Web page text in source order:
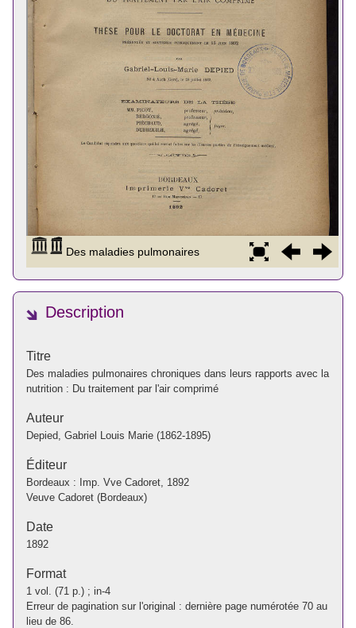
Description
Titre
Des maladies pulmonaires chroniques dans leurs rapports avec la
nutrition : Du traitement par l'air comprimé
Auteur
Depied, Gabriel Louis Marie (1862-1895)
Éditeur
Bordeaux : Imp. Vve Cadoret, 1892
Veuve Cadoret (Bordeaux)
Date
1892
Format
1 vol. (71 p.) ; in-4
Erreur de pagination sur l'original : dernière page numérotée 70 au
lieu de 86.